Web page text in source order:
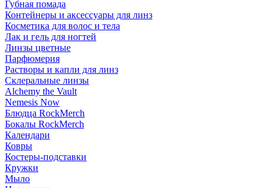
Губная помада
Контейнеры и аксессуары для линз
Косметика для волос и тела
Лак и гель для ногтей
Линзы цветные
Парфюмерия
Растворы и капли для линз
Склеральные линзы
Alchemy the Vault
Nemesis Now
Блюдца RockMerch
Бокалы RockMerch
Календари
Ковры
Костеры-подставки
Кружки
Мыло